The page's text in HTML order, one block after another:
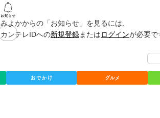
みよかからの「お知らせ」を見るには、
カンテレIDへの新規登録またはログインが必要
おでかけ グルメ